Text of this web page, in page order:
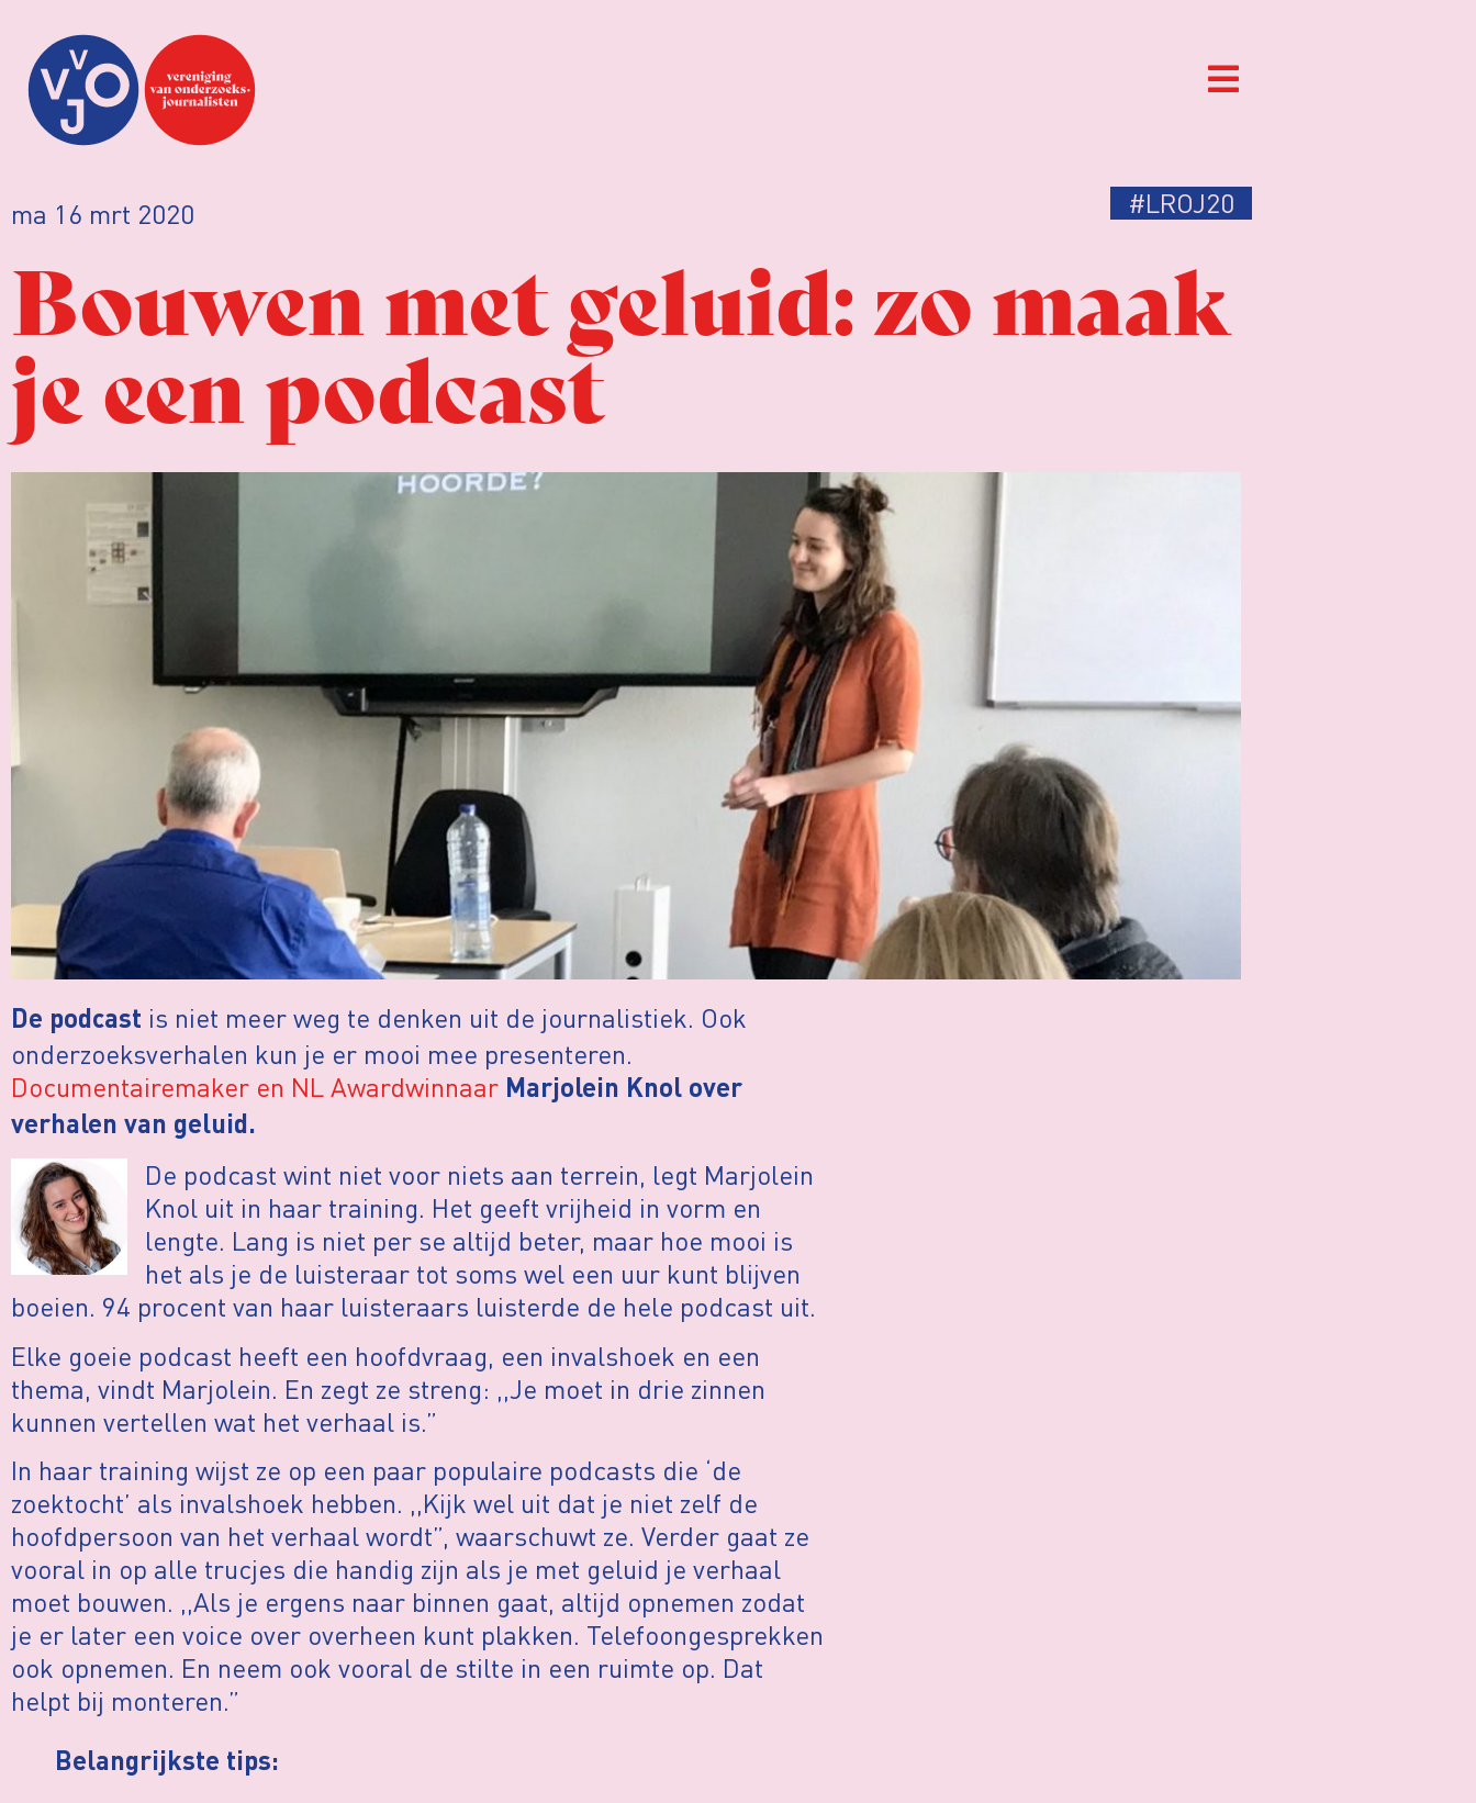
ma 16 mrt 2020 #LROJ20
Bouwen met geluid: zo maak
je een podcast
De podcast is niet meer weg te denken uit de journalistiek. Ook
onderzoeksverhalen kun je er mooi mee presenteren.
Documentairemaker en NL Awardwinnaar Marjolein Knol over
verhalen van geluid.
De podcast wint niet voor niets aan terrein, legt Marjolein
Knol uit in haar training. Het geeft vrijheid in vorm en
lengte. Lang is niet per se altijd beter, maar hoe mooi is
het als je de luisteraar tot soms wel een uur kunt blijven
boeien. 94 procent van haar luisteraars luisterde de hele podcast uit.
Elke goeie podcast heeft een hoofdvraag, een invalshoek en een
thema, vindt Marjolein. En zegt ze streng: ,,Je moet in drie zinnen
kunnen vertellen wat het verhaal is.”
In haar training wijst ze op een paar populaire podcasts die ‘de
zoektocht’ als invalshoek hebben. ,,Kijk wel uit dat je niet zelf de
hoofdpersoon van het verhaal wordt”, waarschuwt ze. Verder gaat ze
vooral in op alle trucjes die handig zijn als je met geluid je verhaal
moet bouwen. ,,Als je ergens naar binnen gaat, altijd opnemen zodat
je er later een voice over overheen kunt plakken. Telefoongesprekken
ook opnemen. En neem ook vooral de stilte in een ruimte op. Dat
helpt bij monteren.”
Belangrijkste tips: